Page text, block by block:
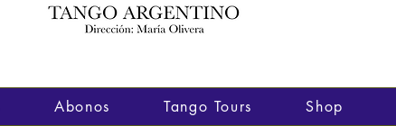
Abonos Tango Tours Shop